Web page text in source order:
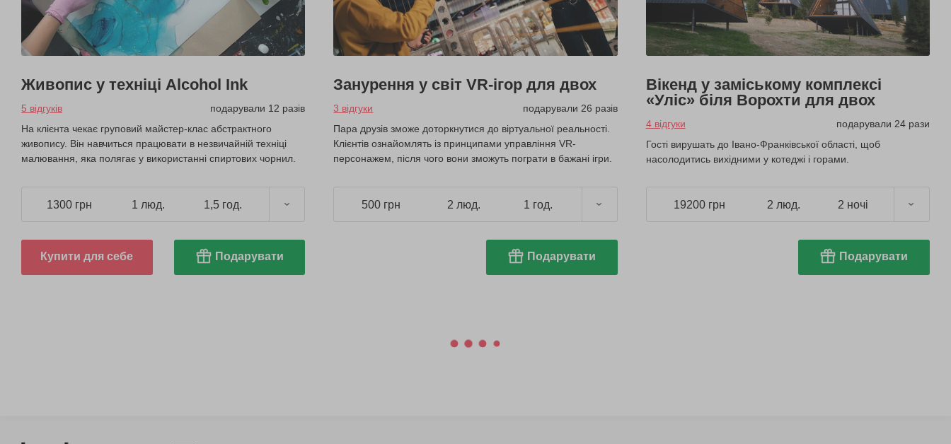
Живопис у техніці Alcohol Ink
5 відгуків
подарували 12 разів
На клієнта чекає груповий майстер-клас абстрактного
живопису. Він навчиться працювати в незвичайній техніці
малювання, яка полягає у використанні спиртових чорнил.
1300 грн 1 люд. 1,5 год.
Купити для себе Подарувати
Занурення у світ VR-ігор для двох
3 відгуки
подарували 26 разів
Пара друзів зможе доторкнутися до віртуальної реальності.
Клієнтів ознайомлять із принципами управління VR-
персонажем, після чого вони зможуть пограти в бажані ігри.
500 грн 2 люд. 1 год.
Подарувати
Вікенд у заміському комплексі
«Уліс» біля Ворохти для двох
4 відгуки
подарували 24 рази
Гості вирушать до Івано-Франківської області, щоб
насолодитись вихідними у котеджі і горами.
19200 грн 2 люд. 2 ночі
Подарувати